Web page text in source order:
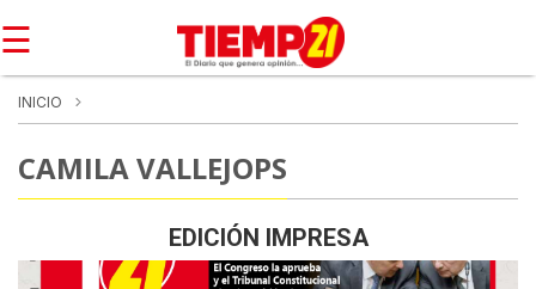
☰
INICIO
CAMILA VALLEJOPS
EDICIÓN IMPRESA